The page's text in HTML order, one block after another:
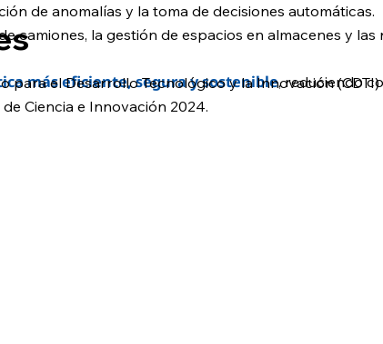
de anomalías y la toma de decisiones automáticas.
camiones, la gestión de espacios en almacenes y
más eficiente, segura y sostenible, reduciendo
el Desarrollo Tecnológico y la Innovación
Ciencia e Innovación 2024.